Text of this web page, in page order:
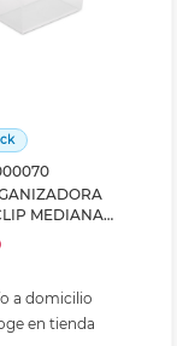
MEDIANA
a domicilio
en tienda